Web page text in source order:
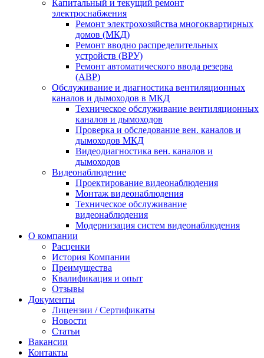
Капитальный и текущий ремонт
электроснабжения
Ремонт электрохозяйства многоквартирных
домов (МКД)
Ремонт вводно распределительных
устройств (ВРУ)
Ремонт автоматического ввода резерва
(АВР)
Обслуживание и диагностика вентиляционных
каналов и дымоходов в МКД
Техническое обслуживание вентиляционных
каналов и дымоходов
Проверка и обследование вен. каналов и
дымоходов МКД
Видеодиагностика вен. каналов и
дымоходов
Видеонаблюдение
Проектирование видеонаблюдения
Монтаж видеонаблюдения
Техническое обслуживание
видеонаблюдения
Модернизация систем видеонаблюдения
О компании
Расценки
История Компании
Преимущества
Квалификация и опыт
Отзывы
Документы
Лицензии / Сертификаты
Новости
Статьи
Вакансии
Контакты